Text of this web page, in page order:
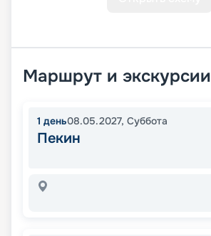
Маршрут и экскурсии
1 день08.05.2027, Суббота
Пекин